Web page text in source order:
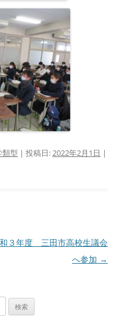
類型 | 投稿日:2022年2月1日 |
３年度 三田市高校生議会
へ参加 →